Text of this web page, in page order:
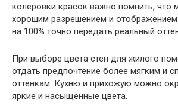
колеровки красок важно помнить, что
хорошим разрешением и отображением
на 100% точно передать реальный
При выборе цвета стен для жилого
отдать предпочтение более мягким и
оттенкам. Кухню и прихожую можно
яркие и насыщенные цвета.